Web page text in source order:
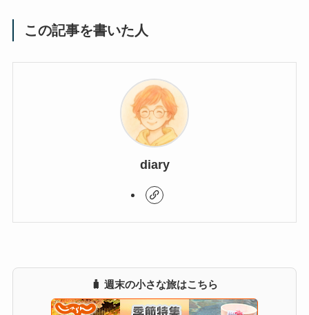
この記事を書いた人
diary
🧳 週末の小さな旅はこちら